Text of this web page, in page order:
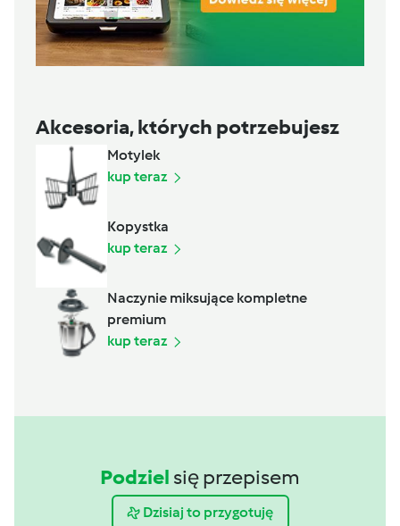
Akcesoria, których potrzebujesz
Motylek
kup teraz
Kopystka
kup teraz
Naczynie miksujące kompletne
premium
kup teraz
Podziel się przepisem
Dzisiaj to przygotuję